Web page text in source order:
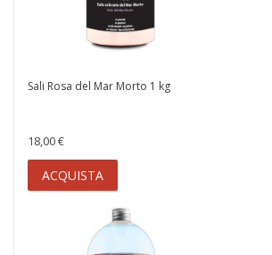
Sali Rosa del Mar Morto 1 kg
18,00 €
ACQUISTA